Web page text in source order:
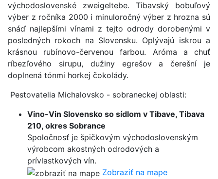
východoslovenské zweigeltebe. Tibavský bobuľový
výber z ročníka 2000 i minuloročný výber z hrozna sú
snáď najlepšími vínami z tejto odrody dorobenými v
posledných rokoch na Slovensku. Oplývajú iskrou a
krásnou rubínovo-červenou farbou. Aróma a chuť
ríbezľového sirupu, dužiny egrešov a čerešní je
doplnená tónmi horkej čokolády.
Pestovatelia Michalovsko - sobraneckej oblasti:
Vino-Vin Slovensko so sídlom v Tibave, Tibava
210, okres Sobrance
Spoločnosť je špičkovým východoslovenským
výrobcom akostných odrodových a
prívlastkových vín.
Zobraziť na mape